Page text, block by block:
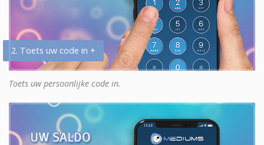
2. Toets uw code in +
Toets uw persoonlijke code in.